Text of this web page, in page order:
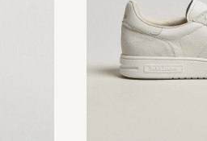
levering.
AM AUF CAREOFCARL.DK
Blir säkert uppskattad, då